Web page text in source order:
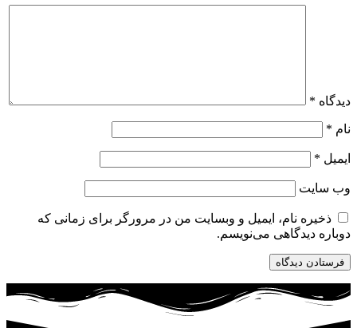
دیدگاه *
نام *
ایمیل *
وب‌ سایت
ذخیره نام، ایمیل و وبسایت من در مرورگر برای زمانی که
دوباره دیدگاهی می‌نویسم.